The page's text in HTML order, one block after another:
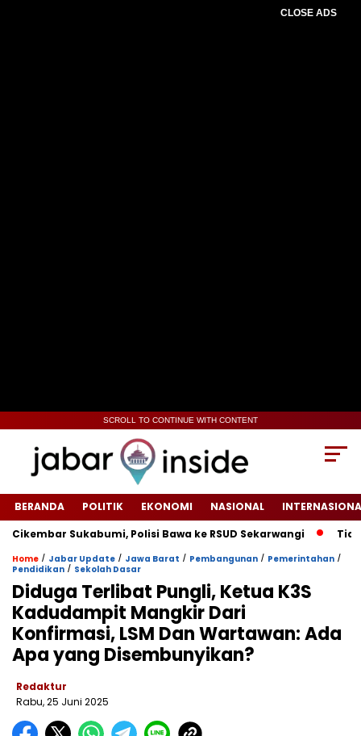
CLOSE ADS
SCROLL TO CONTINUE WITH CONTENT
BERANDA POLITIK EKONOMI NASIONAL
Sukabumi, Polisi Bawa ke RSUD Sekarwangi‎
Tiang
Home / Jabar Update / Jawa Barat / Pembangunan / Pemerintahan /
Pendidikan / Sekolah Dasar
Diduga Terlibat Pungli, Ketua K3S
Kadudampit Mangkir Dari
Konfirmasi, LSM Dan Wartawan: Ada
Apa yang Disembunyikan?
Redaktur
Rabu, 25 Juni 2025